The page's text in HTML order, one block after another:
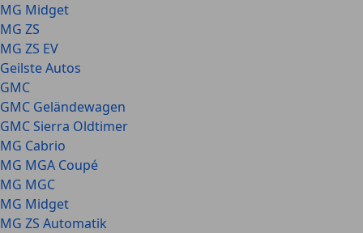
MG Midget
MG ZS
MG ZS EV
Geilste Autos
GMC
GMC Geländewagen
GMC Sierra Oldtimer
MG Cabrio
MG MGA Coupé
MG MGC
MG Midget
MG ZS Automatik